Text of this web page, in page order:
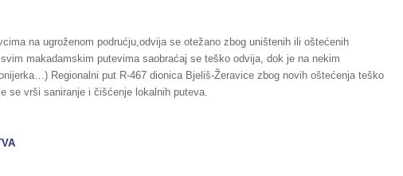
na ugroženom podrućju,odvija se otežano zbog uništenih ili oštećenih
makadamskim putevima saobraćaj se teško odvija, dok je na nekim
Regionalni put R-467 dionica Bjeliš-Žeravice zbog novih oštećenja teško
se vrši saniranje i čišćenje lokalnih puteva.